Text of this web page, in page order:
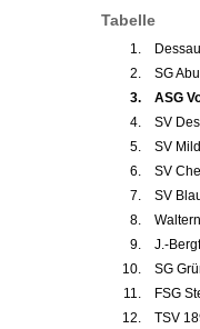
Tabelle
1.
2.
SG
3.
ASG
4.
SV
5.
SV
6.
SV
7.
SV
8.
9.
J.-
10.
SG
11.
FSG
12.
TSV